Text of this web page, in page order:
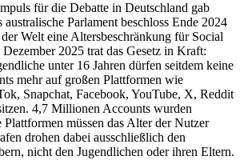
für die Debatte in Deutschland gab
Parlament beschloss Ende 2024
Welt eine Altersbeschränkung für Social
2025 trat das Gesetz in Kraft:
unter 16 Jahren dürfen seitdem keine
mehr auf großen Plattformen wie
Snapchat, Facebook, YouTube, X, Reddit
4,7 Millionen Accounts wurden
müssen das Alter der Nutzer
drohen dabei ausschließlich den
nicht den Jugendlichen oder ihren Eltern.